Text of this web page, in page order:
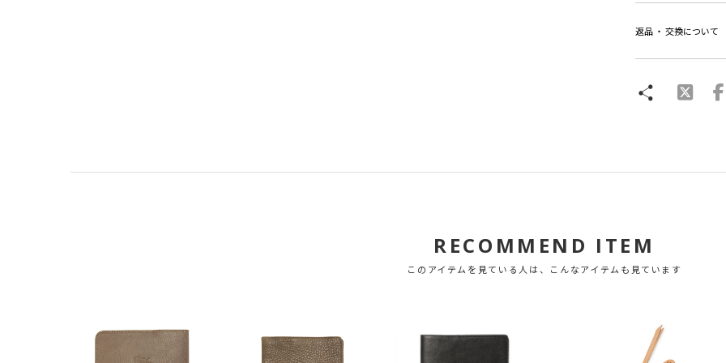
返品 ・ 交換について
RECOMMEND ITEM
このアイテムを見ている人は、こんなアイテムも見ています